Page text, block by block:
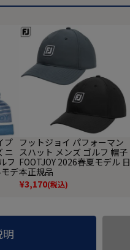
プ
ニ
フ
デ
フットジョイ パフォーマン
スハット メンズ ゴルフ 帽子
FOOTJOY 2026春夏モデル 日
本正規品
¥3,170(税込)